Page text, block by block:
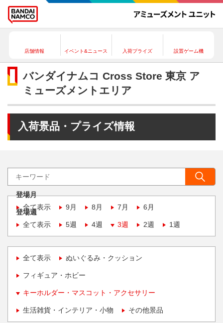
店舗情報 イベント&ニュース 入荷プライズ 設置ゲーム機
バンダイナムコ Cross Store 東京 ア
ミューズメントエリア
入荷景品・プライズ情報
登場月
全て表示
9月 8月 7月 6月
登場週
全て表示
5週 4週 3週 2週 1週
全て表示 ぬいぐるみ・クッション
フィギュア・ホビー
キーホルダー・マスコット・アクセサリー
生活雑貨・インテリア・小物 その他景品